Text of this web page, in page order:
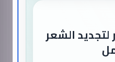
الشعر